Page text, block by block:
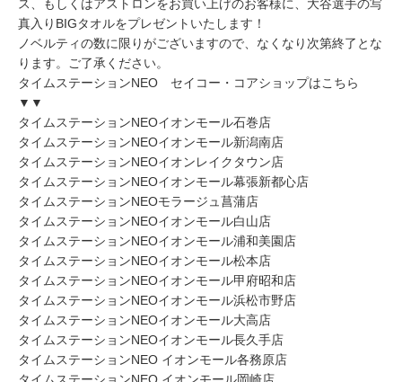
ス、もしくはアストロンをお買い上げのお客様に、大谷選手の写
真入りBIGタオルをプレゼントいたします！
ノベルティの数に限りがございますので、なくなり次第終了とな
ります。ご了承ください。
タイムステーションNEO セイコー・コアショップはこちら
▼▼
タイムステーションNEOイオンモール石巻店
タイムステーションNEOイオンモール新潟南店
タイムステーションNEOイオンレイクタウン店
タイムステーションNEOイオンモール幕張新都心店
タイムステーションNEOモラージュ菖蒲店
タイムステーションNEOイオンモール白山店
タイムステーションNEOイオンモール浦和美園店
タイムステーションNEOイオンモール松本店
タイムステーションNEOイオンモール甲府昭和店
タイムステーションNEOイオンモール浜松市野店
タイムステーションNEOイオンモール大高店
タイムステーションNEOイオンモール長久手店
タイムステーションNEO イオンモール各務原店